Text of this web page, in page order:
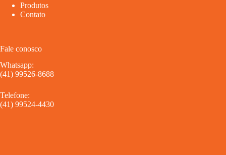
Produtos
Contato
Fale conosco
Whatsapp:
(41) 99526-8688
Telefone:
(41) 99524-4430